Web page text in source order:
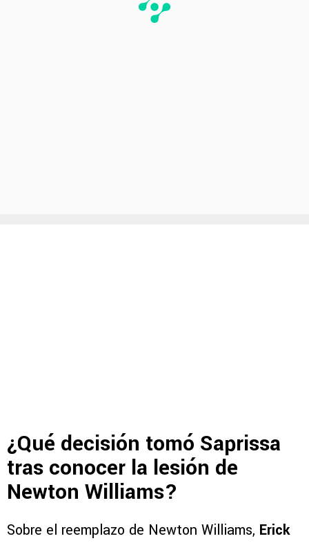
¿Qué decisión tomó Saprissa
tras conocer la lesión de
Newton Williams?
Sobre el reemplazo de Newton Williams, Erick